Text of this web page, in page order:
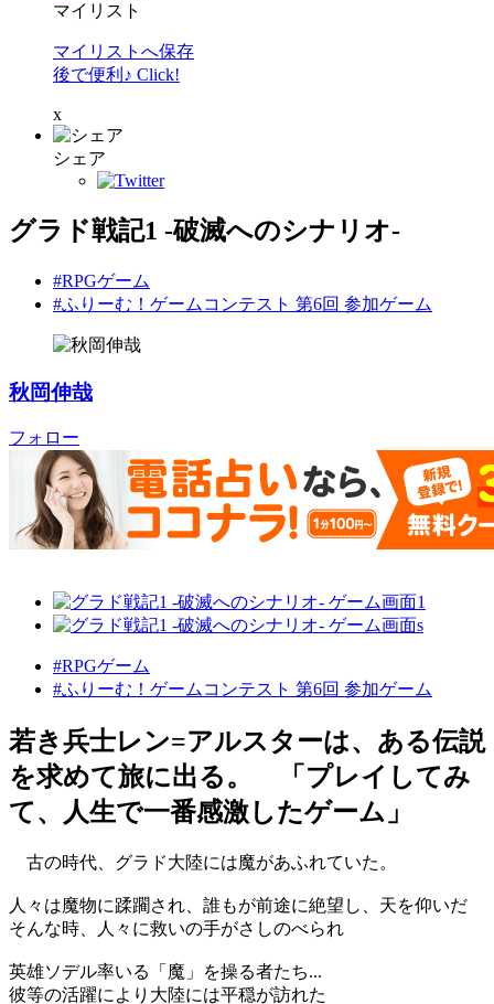
マイリスト
マイリストへ保存
後で便利♪ Click!
x
シェア
グラド戦記1 -破滅へのシナリオ-
#RPGゲーム
#ふりーむ！ゲームコンテスト 第6回 参加ゲーム
秋岡伸哉
フォロー
#RPGゲーム
#ふりーむ！ゲームコンテスト 第6回 参加ゲーム
若き兵士レン=アルスターは、ある伝説
を求めて旅に出る。 「プレイしてみ
て、人生で一番感激したゲーム」
古の時代、グラド大陸には魔があふれていた。
人々は魔物に蹂躙され、誰もが前途に絶望し、天を仰いだ
そんな時、人々に救いの手がさしのべられ
英雄ソデル率いる「魔」を操る者たち...
彼等の活躍により大陸には平穏が訪れた